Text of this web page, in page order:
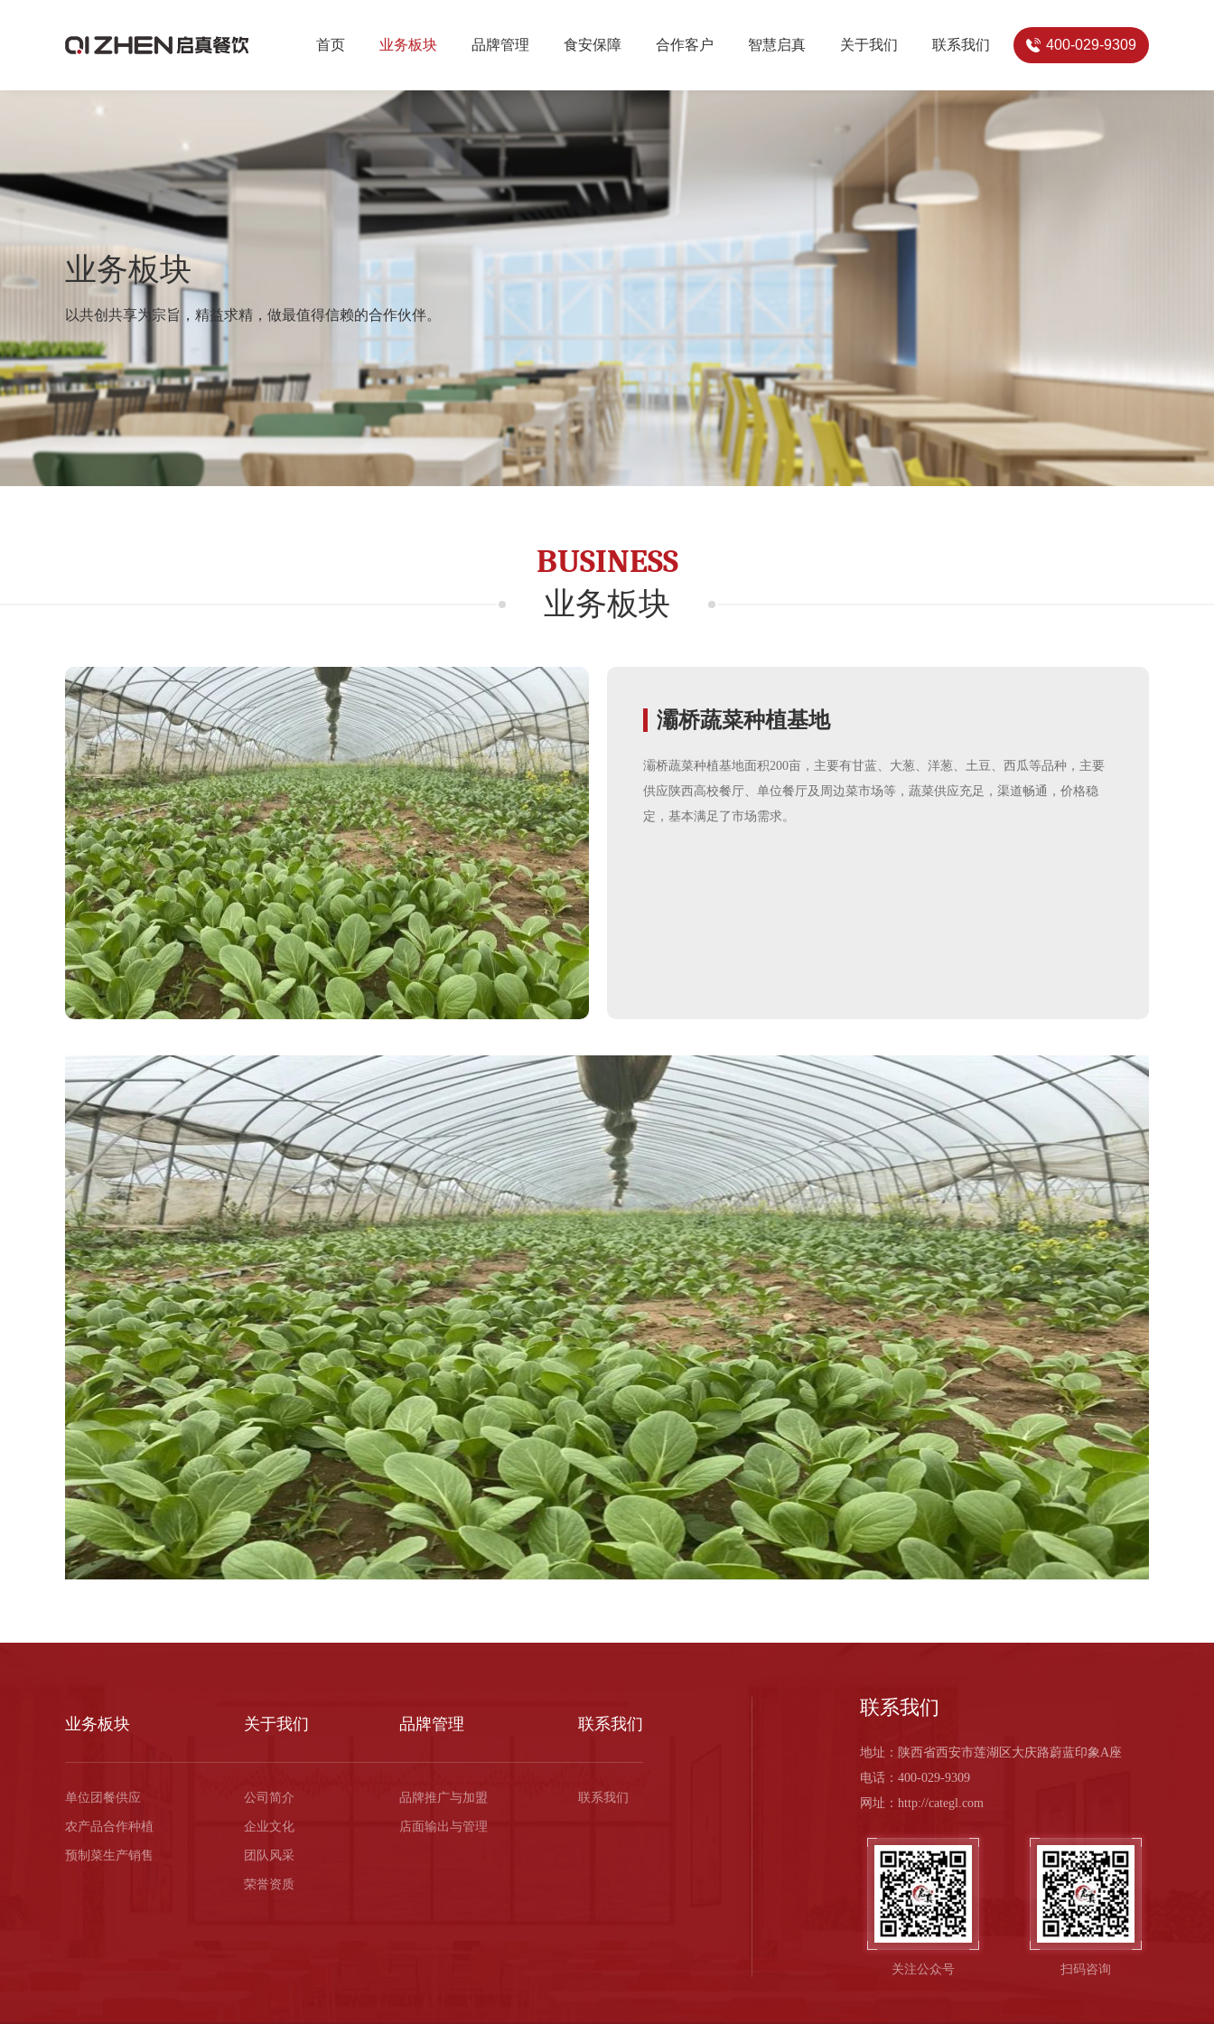
首页 业务板块 品牌管理 食安保障 合作客户 智慧启真 关于我们 联系我们 400-029-9309
业务板块
以共创共享为宗旨，精益求精，做最值得信赖的合作伙伴。
BUSINESS
业务板块
灞桥蔬菜种植基地
灞桥蔬菜种植基地面积200亩，主要有甘蓝、大葱、洋葱、土豆、西瓜等品种，主要
供应陕西高校餐厅、单位餐厅及周边菜市场等，蔬菜供应充足，渠道畅通，价格稳
定，基本满足了市场需求。
业务板块
单位团餐供应
农产品合作种植
预制菜生产销售
关于我们
公司简介
企业文化
团队风采
荣誉资质
品牌管理
品牌推广与加盟
店面输出与管理
联系我们
联系我们
联系我们
地址：陕西省西安市莲湖区大庆路蔚蓝印象A座
电话：400-029-9309
网址：http://categl.com
关注公众号 扫码咨询